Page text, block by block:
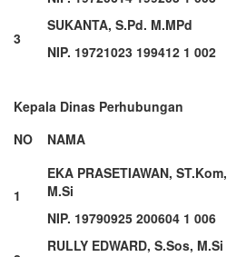
3
SUKANTA, S.Pd. M.MPd
NIP. 19721023 199412 1 002
Kepala Dinas Perhubungan
NO
NAMA
1
EKA PRASETIAWAN, ST.Kom,
M.Si
NIP. 19790925 200604 1 006
RULLY EDWARD, S.Sos, M.Si